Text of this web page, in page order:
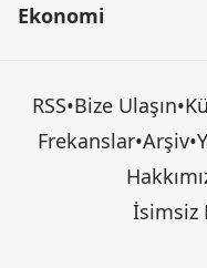
Ekonomi
RSS•Bize Ulaşın•
Frekanslar•Arşiv•
İsimsiz